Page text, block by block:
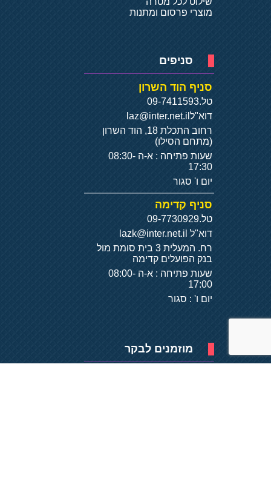
מוצרי פרסום ומתנות
סניפים
סניף הוד השרון
טל.09-7411593
דוא"ל laz@inter.net.il
רחוב התכלת 18, הוד השרון
(מתחם הסילו)
שעות פתיחה : א-ה 08:30-
17:30
יום ו' סגור
סניף קדימה
טל.09-7730929
דוא"ל
רח. המעלית 3 בית סומת מול
בנק הפועלים קדימה
שעות פתיחה : א-ה 08:00-
17:00
יום ו' : סגור
מוזמנים לבקר